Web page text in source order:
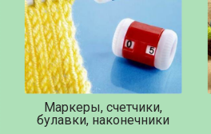
Маркеры, счетчики,
булавки, наконечники